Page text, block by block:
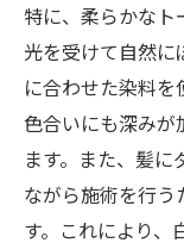
特に、柔らかなト
光を受けて自然
に合わせた染料
色合いにも深みが
ます。また、髪
ながら施術を行
す。これにより、